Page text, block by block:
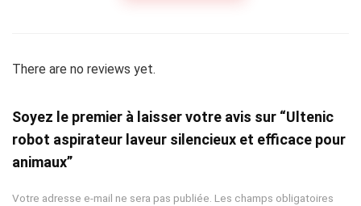
There are no reviews yet.
Soyez le premier à laisser votre avis sur “Ultenic
robot aspirateur laveur silencieux et efficace pour
animaux”
Votre adresse e-mail ne sera pas publiée. Les champs obligatoires